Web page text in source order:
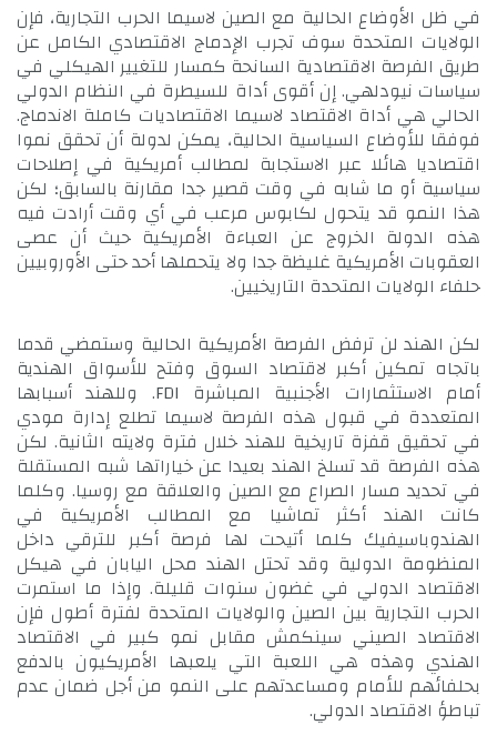
في ظل الأوضاع الحالية مع الصين لاسيما الحرب التجارية، فإن
الولايات المتحدة سوف تجرب الإدماج الاقتصادي الكامل عن
طريق الفرصة الاقتصادية السانحة كمسار للتغيير الهيكلي في
سياسات نيودلهي. إن أقوى أداة للسيطرة في النظام الدولي
الحالي هي أداة الاقتصاد لاسيما الاقتصاديات كاملة الاندماج.
فوفقا للأوضاع السياسية الحالية، يمكن لدولة أن تحقق نموا
اقتصاديا هائلا عبر الاستجابة لمطالب أمريكية في إصلاحات
سياسية أو ما شابه في وقت قصير جدا مقارنة بالسابق؛ لكن
هذا النمو قد يتحول لكابوس مرعب في أي وقت أرادت فيه
هذه الدولة الخروج عن العباءة الأمريكية حيث أن عصى
العقوبات الأمريكية غليظة جدا ولا يتحملها أحد حتى الأوروبيين
حلفاء الولايات المتحدة التاريخيين.
لكن الهند لن ترفض الفرصة الأمريكية الحالية وستمضي قدما
باتجاه تمكين أكبر لاقتصاد السوق وفتح للأسواق الهندية
أمام الاستثمارات الأجنبية المباشرة FDI. وللهند أسبابها
المتعددة في قبول هذه الفرصة لاسيما تطلع إدارة مودي
في تحقيق قفزة تاريخية للهند خلال فترة ولايته الثانية. لكن
هذه الفرصة قد تسلخ الهند بعيدا عن خياراتها شبه المستقلة
في تحديد مسار الصراع مع الصين والعلاقة مع روسيا. وكلما
كانت الهند أكثر تماشيا مع المطالب الأمريكية في
الهندوباسيفيك كلما أتيحت لها فرصة أكبر للترقي داخل
المنظومة الدولية وقد تحتل الهند محل اليابان في هيكل
الاقتصاد الدولي في غضون سنوات قليلة. وإذا ما استمرت
الحرب التجارية بين الصين والولايات المتحدة لفترة أطول فإن
الاقتصاد الصيني سينكمش مقابل نمو كبير في الاقتصاد
الهندي وهذه هي اللعبة التي يلعبها الأمريكيون بالدفع
بحلفائهم للأمام ومساعدتهم على النمو من أجل ضمان عدم
تباطؤ الاقتصاد الدولي.